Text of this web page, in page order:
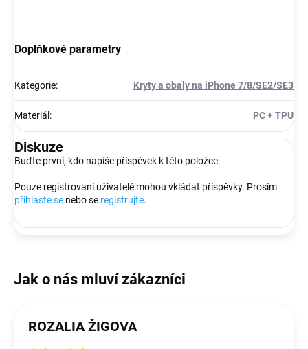
Doplňkové parametry
Kategorie: Kryty a obaly na iPhone 7/8/SE2/SE3
Materiál : PC + TPU
Diskuze
Buďte první, kdo napíše příspěvek k této položce.
Pouze registrovaní uživatelé mohou vkládat příspěvky. Prosím
přihlaste se nebo se registrujte.
ROZALIA ŽIGOVA